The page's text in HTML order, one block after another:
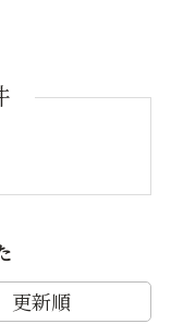
更新順